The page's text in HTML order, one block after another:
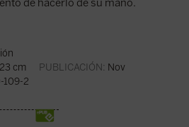
de hacerlo de su mano.
23 cm PUBLICACIÓN: Nov
109-2